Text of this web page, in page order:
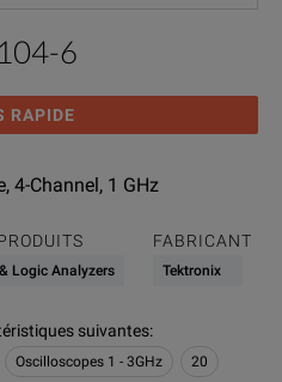
6
RAPIDE
4-Channel, 1 GHz
Logic Analyzers
FABRICANT
Tektronix
suivantes:
Oscilloscopes 1 - 3GHz 20